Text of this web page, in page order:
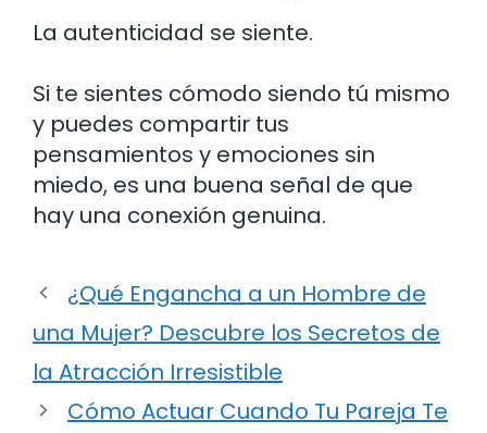
La autenticidad se siente.
Si te sientes cómodo siendo tú mismo
y puedes compartir tus
pensamientos y emociones sin
miedo, es una buena señal de que
hay una conexión genuina.
¿Qué Engancha a un Hombre de
una Mujer? Descubre los Secretos de
la Atracción Irresistible
Cómo Actuar Cuando Tu Pareja Te